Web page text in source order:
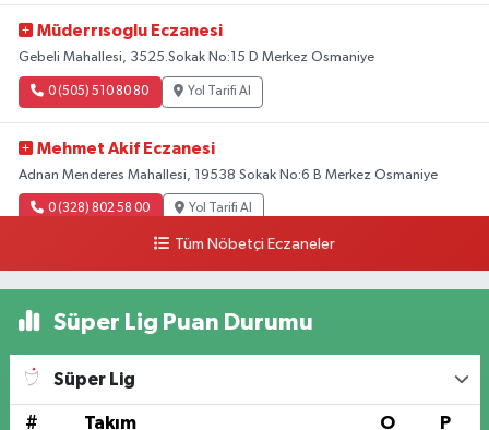
Müderrısoglu Eczanesi
Gebeli Mahallesi, 3525.Sokak No:15 D Merkez Osmaniye
0 (505) 510 80 80 Yol Tarifi Al
Mehmet Akif Eczanesi
Adnan Menderes Mahallesi, 19538 Sokak No:6 B Merkez Osmaniye
0 (328) 802 58 00 Yol Tarifi Al
Tüm Nöbetçi Eczaneler
Süper Lig Puan Durumu
Süper Lig
# Takım O P